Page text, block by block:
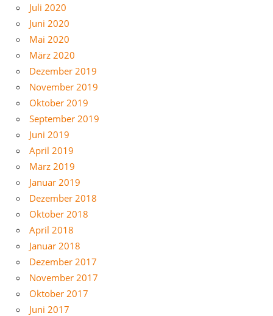
Juli 2020
Juni 2020
Mai 2020
März 2020
Dezember 2019
November 2019
Oktober 2019
September 2019
Juni 2019
April 2019
März 2019
Januar 2019
Dezember 2018
Oktober 2018
April 2018
Januar 2018
Dezember 2017
November 2017
Oktober 2017
Juni 2017